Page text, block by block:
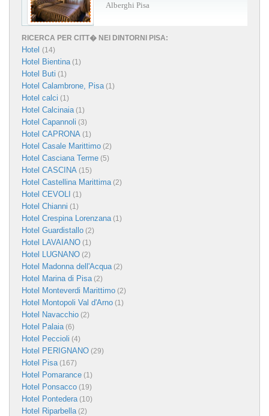
Alberghi Pisa
RICERCA PER CITT� NEI DINTORNI PISA:
Hotel (14)
Hotel Bientina(1)
Hotel Buti (1)
Hotel Calambrone, Pisa(1)
Hotel calci (1)
Hotel Calcinaia(1)
Hotel Capannoli (3)
Hotel CAPRONA (1)
Hotel Casale Marittimo (2)
Hotel Casciana Terme (5)
Hotel CASCINA (15)
Hotel Castellina Marittima(2)
Hotel CEVOLI (1)
Hotel Chianni (1)
Hotel Crespina Lorenzana(1)
Hotel Guardistallo (2)
Hotel LAVAIANO (1)
Hotel LUGNANO (2)
Hotel Madonna dell'Acqua(2)
Hotel Marina di Pisa(2)
Hotel Monteverdi Marittimo (2)
Hotel Montopoli Val d'Arno (1)
Hotel Navacchio (2)
Hotel Palaia(6)
Hotel Peccioli (4)
Hotel PERIGNANO (29)
Hotel Pisa(167)
Hotel Pomarance (1)
Hotel Ponsacco (19)
Hotel Pontedera(10)
Hotel Riparbella(2)